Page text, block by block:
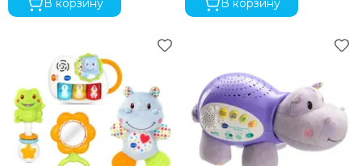
В корзину
В корзину